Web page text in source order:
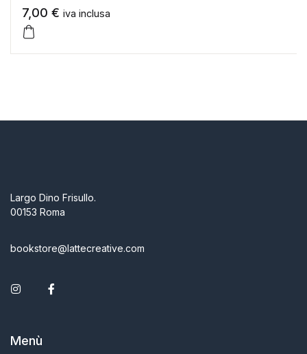
7,00 € iva inclusa
Largo Dino Frisullo.
00153 Roma
bookstore@lattecreative.com
Instagram
Menù